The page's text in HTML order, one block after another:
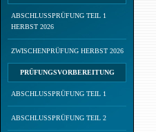
ABSCHLUSSPRÜFUNG TEIL 1
HERBST 2026
ZWISCHENPRÜFUNG HERBST 2026
PRÜFUNGSVORBEREITUNG
ABSCHLUSSPRÜFUNG TEIL 1
ABSCHLUSSPRÜFUNG TEIL 2